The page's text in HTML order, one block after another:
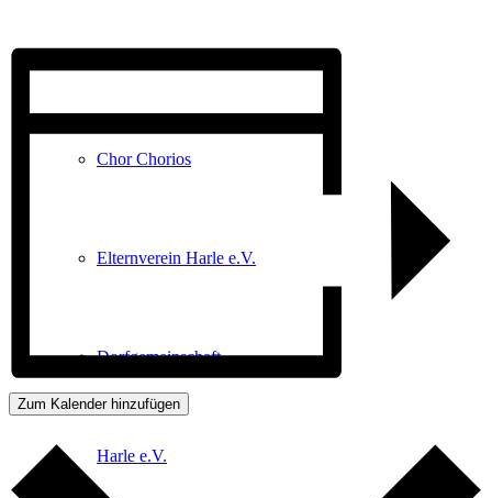
Chor Chorios
Elternverein Harle e.V.
Dorfgemeinschaft
Harle e.V.
Zum Kalender hinzufügen